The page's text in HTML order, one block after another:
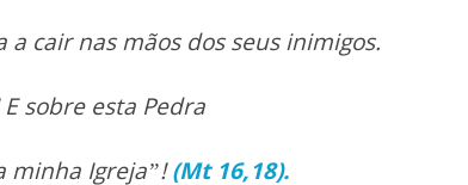
a cair nas mãos dos seus inimigos.
sobre esta Pedra
minha Igreja”!(Mt 16,18).